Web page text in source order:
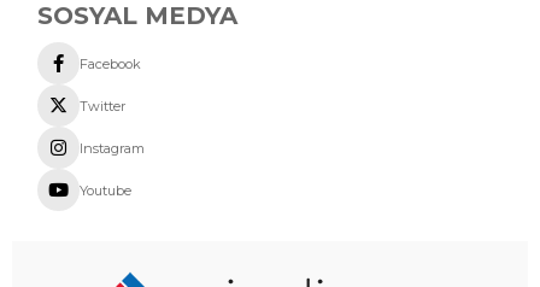
SOSYAL MEDYA
Facebook
Twitter
Instagram
Youtube